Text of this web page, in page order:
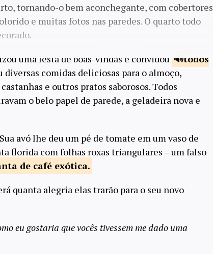
tornando-o bem aconchegante, com cobertores
e muitas fotos nas paredes. O quarto todo
uma festa de boas-vindas e convidou
todos
diversas comidas deliciosas para o almoço,
e outros pratos saborosos. Todos
o belo papel de parede, a geladeira nova e
avó lhe deu um pé de tomate em um vaso de
florida com folhas roxas triangulares – um falso
de café exótica.
quanta alegria elas trarão para o seu novo
eu gostaria que vocês tivessem me dado uma